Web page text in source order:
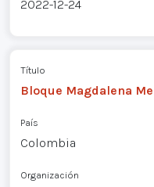
2022-12-24
Título
Bloque Magdalena
País
Colombia
Organización